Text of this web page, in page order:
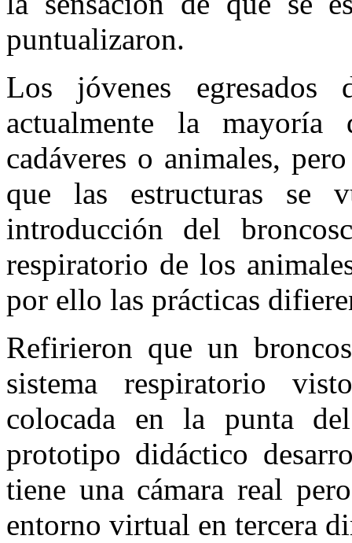
puntualizaron.
Los jóvenes
actualmente la
cadáveres o animales,
que las estructuras se
introducción del
respiratorio de los
por ello las prácticas
Refirieron que un
sistema respiratorio
colocada en la punta
prototipo didáctico
tiene una cámara real
entorno virtual en tercera